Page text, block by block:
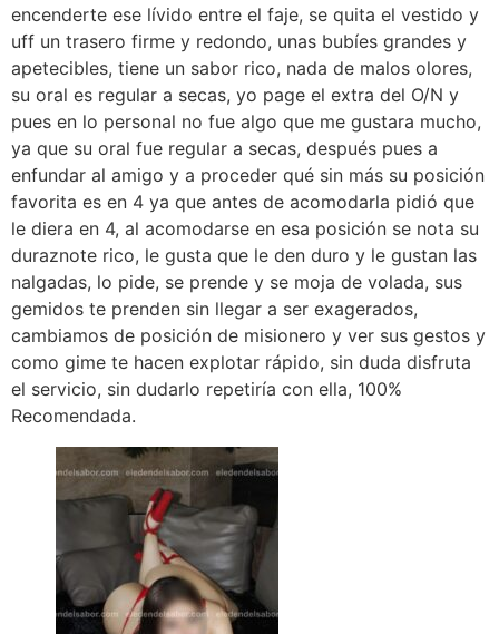
encenderte ese lívido entre el faje, se quita el vestido y
uff un trasero firme y redondo, unas bubíes grandes y
apetecibles, tiene un sabor rico, nada de malos olores,
su oral es regular a secas, yo page el extra del O/N y
pues en lo personal no fue algo que me gustara mucho,
ya que su oral fue regular a secas, después pues a
enfundar al amigo y a proceder qué sin más su posición
favorita es en 4 ya que antes de acomodarla pidió que
le diera en 4, al acomodarse en esa posición se nota su
duraznote rico, le gusta que le den duro y le gustan las
nalgadas, lo pide, se prende y se moja de volada, sus
gemidos te prenden sin llegar a ser exagerados,
cambiamos de posición de misionero y ver sus gestos y
como gime te hacen explotar rápido, sin duda disfruta
el servicio, sin dudarlo repetiría con ella, 100%
Recomendada.